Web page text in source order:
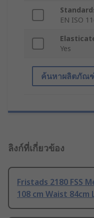
EN ISO
Yes
ค้นหาผลิตภัณ
ลิงก์ที่เกี่ยวข้อง
Fristads 2180 FSS
108 cm Waist 84cm